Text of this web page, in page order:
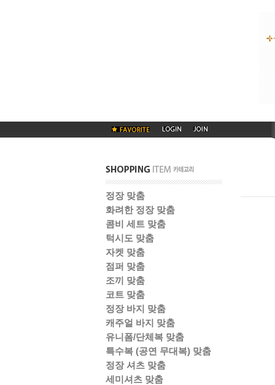
정장 맞춤
화려한 정장 맞춤
콤비 세트 맞춤
턱시도 맞춤
자켓 맞춤
점퍼 맞춤
조끼 맞춤
코트 맞춤
정장 바지 맞춤
캐주얼 바지 맞춤
유니폼/단체복 맞춤
특수복 (공연 무대복) 맞춤
정장 셔츠 맞춤
세미셔츠 맞춤